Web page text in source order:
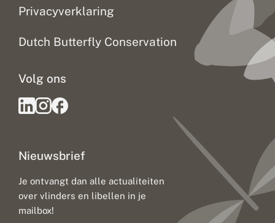
Privacyverklaring
Dutch Butterfly Conservation
Nieuwsbrief
Je ontvangt dan alle actualiteiten
over vlinders en libellen in je
mailbox!
Volg ons